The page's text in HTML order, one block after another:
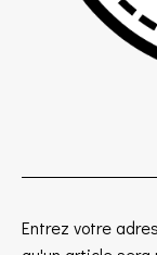
Entrez votre